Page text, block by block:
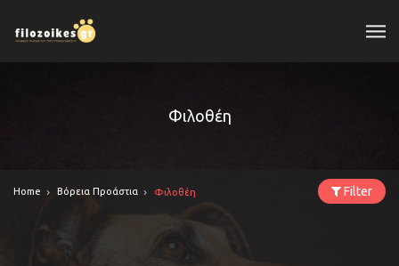
Φιλοθέη
Home Βόρεια Προάστια Φιλοθέη Filter